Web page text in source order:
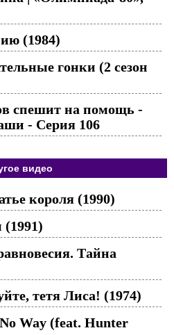
(1984)
гонки (2 сезон
спешит на помощь -
- Серия 106
видео
короля (1990)
Тайна
тетя Лиса! (1974)
Way (feat. Hunter